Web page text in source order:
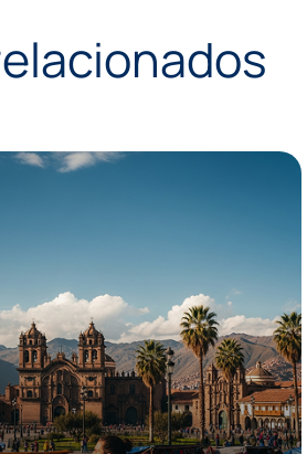
Eventos